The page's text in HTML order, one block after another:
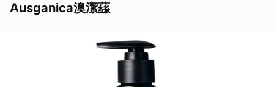
Ausganica澳潔蕬